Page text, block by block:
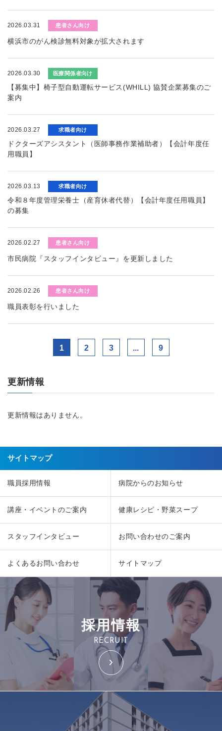
2026.03.31 患者さん向け
横浜市のがん検診無料対象が拡大されます
2026.03.30 医療関係者向け
【募集中】椅子型自動運転サービス(WHILL) 協賛企業募集のご
案内
2026.03.27 求職者向け
ドクターズアシスタント（医師事務作業補助者）【会計年度任
用職員】
2026.03.13 求職者向け
令和８年度管理栄養士（産育休者代替）【会計年度任用職員】
の募集
2026.02.27 患者さん向け
市民病院『スタッフインタビュー』を更新しました
2026.02.26 患者さん向け
職員表彰を行いました
1 2 3 ... 9
更新情報
更新情報はありません。
サイトマップ
職員採用情報 病院からのお知らせ
講座・イベントのご案内 健康レシピ・野菜スープ
スタッフインタビュー お問い合わせのご案内
よくあるお問い合わせ サイトマップ
採用情報
RECRUIT